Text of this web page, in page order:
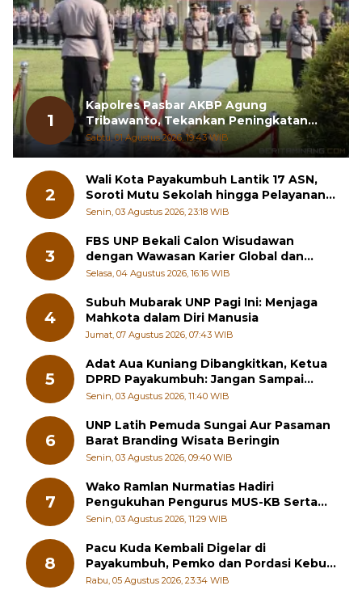
1
Kapolres Pasbar AKBP Agung
Tribawanto, Tekankan Peningkatan
Pelayanan dan Sinergi dengan
Masyarakat
Sabtu, 01 Agustus 2026, 19:43 WIB
2
Wali Kota Payakumbuh Lantik 17 ASN,
Soroti Mutu Sekolah hingga Pelayanan
RSUD
Senin, 03 Agustus 2026, 23:18 WIB
3
FBS UNP Bekali Calon Wisudawan
dengan Wawasan Karier Global dan
Kewirausahaan Kreatif
Selasa, 04 Agustus 2026, 16:16 WIB
4
Subuh Mubarak UNP Pagi Ini: Menjaga
Mahkota dalam Diri Manusia
Jumat, 07 Agustus 2026, 07:43 WIB
5
Adat Aua Kuniang Dibangkitkan, Ketua
DPRD Payakumbuh: Jangan Sampai
Generasi Muda Hilang Jati Diri
Senin, 03 Agustus 2026, 11:40 WIB
6
UNP Latih Pemuda Sungai Aur Pasaman
Barat Branding Wisata Beringin
Senin, 03 Agustus 2026, 09:40 WIB
7
Wako Ramlan Nurmatias Hadiri
Pengukuhan Pengurus MUS-KB Serta
LMKB Periode 2026-2031,
Senin, 03 Agustus 2026, 11:29 WIB
8
Pacu Kuda Kembali Digelar di
Payakumbuh, Pemko dan Pordasi Kebut
Persiapan!
Rabu, 05 Agustus 2026, 23:34 WIB